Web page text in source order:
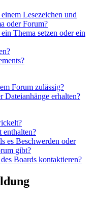
Lesezeichen und
oder Forum?
Thema setzen oder ein
Forum zulässig?
Dateianhänge erhalten?
es Beschwerden oder
gibt?
Boards kontaktieren?